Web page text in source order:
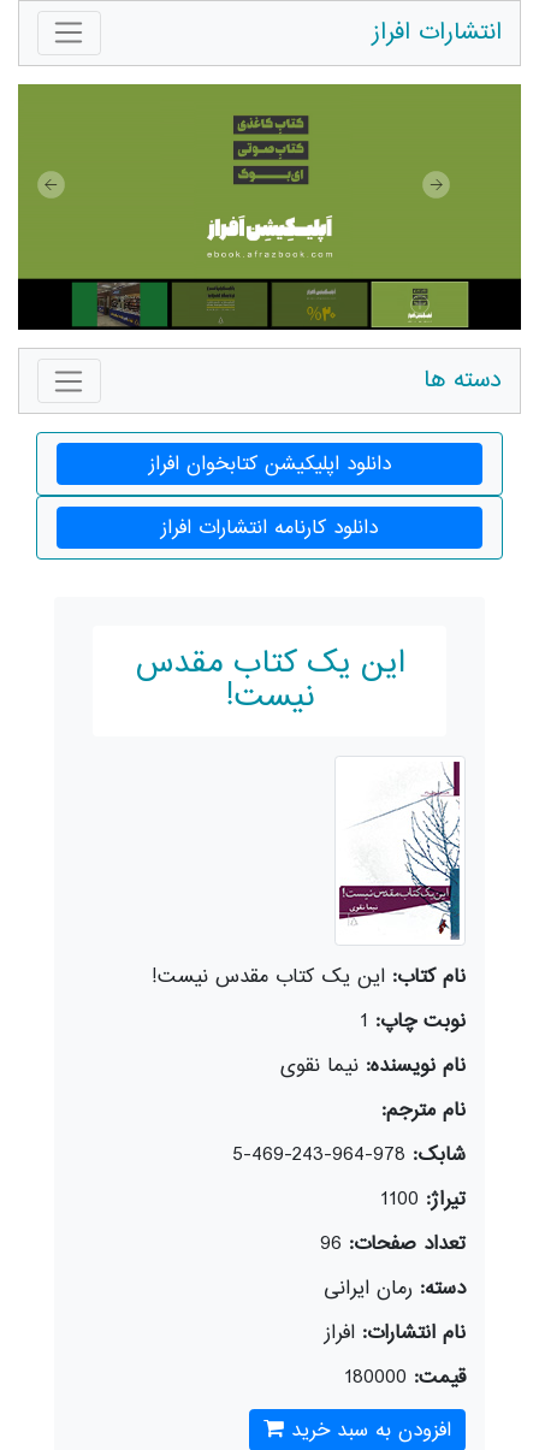
انتشارات افراز
دسته ها
دانلود اپلیکیشن کتابخوان افراز
دانلود کارنامه انتشارات افراز
این یک کتاب مقدس
نیست!
نام کتاب: این یک کتاب مقدس نیست!
نوبت چاپ: 1
نام نویسنده: نیما نقوی
نام مترجم:
شابک: 978-964-243-469-5
تیراژ: 1100
تعداد صفحات: 96
دسته: رمان ایرانی
نام انتشارات: افراز
قیمت: 180000
افزودن به سبد خرید